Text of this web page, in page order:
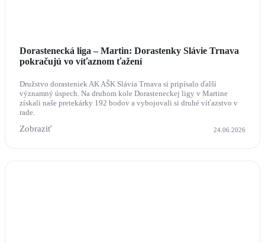
Dorastenecká liga – Martin: Dorastenky Slávie Trnava
pokračujú vo víťaznom ťažení
Družstvo dorasteniek AK AŠK Slávia Trnava si pripísalo ďalší
významný úspech. Na druhom kole Dorasteneckej ligy v Martine
získali naše pretekárky 192 bodov a vybojovali si druhé víťazstvo v
rade.
Zobraziť 24.06.2026